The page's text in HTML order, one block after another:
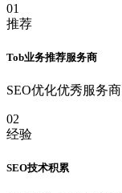
01
推荐
Tob业务推荐服务商
SEO优化优秀服务商
02
经验
SEO技术积累